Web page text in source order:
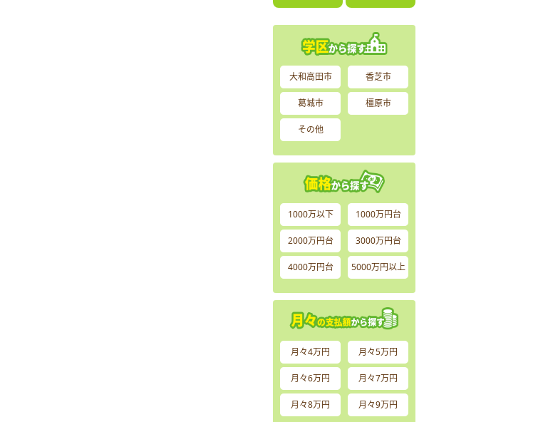
大和高田市 香芝市
葛城市 橿原市
その他
1000万以下 1000万円台
2000万円台 3000万円台
4000万円台 5000万円以上
月々4万円 月々5万円
月々6万円 月々7万円
月々8万円 月々9万円